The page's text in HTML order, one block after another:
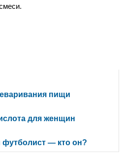
пищи
для женщин
— кто он?